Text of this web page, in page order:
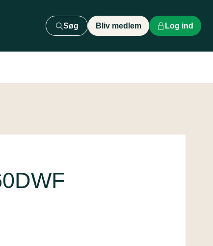
Søg Bliv medlem Log ind